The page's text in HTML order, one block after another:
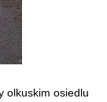
olkuskim osiedlu